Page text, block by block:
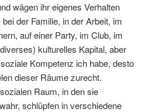
wägen ihr eigenes Verhalten
der Familie, in der Arbeit, im
auf einer Party, im Club, im
kulturelles Kapital, aber
Kompetenz ich habe, desto
dieser Räume zurecht.
Raum, in den sie
schlüpfen in verschiedene